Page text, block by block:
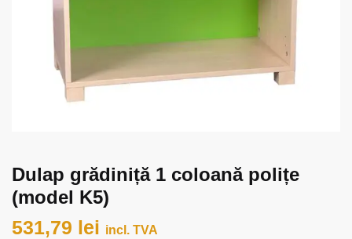
Dulap grădiniță 1 coloană polițe
(model K5)
531,79 lei incl. TVA